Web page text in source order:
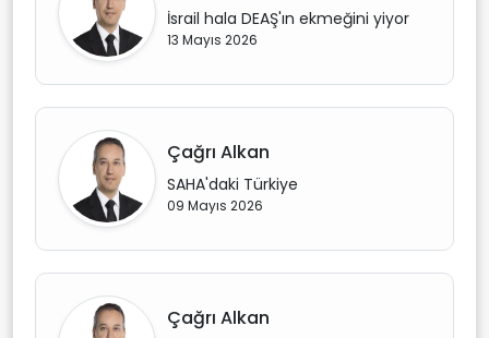
İsrail hala DEAŞ'ın ekmeğini yiyor
13 Mayıs 2026
Çağrı Alkan
SAHA'daki Türkiye
09 Mayıs 2026
Çağrı Alkan